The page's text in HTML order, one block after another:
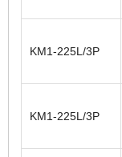
KM1-225L/3P
KM1-225L/3P